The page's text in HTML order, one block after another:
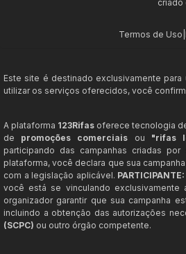
criado
Termos de Uso
Este site é destinado exclusivamente
utilizar os serviços oferecidos, você
A plataforma 123Rifas oferece tecnologia
de promoções comerciais ou "rifas
participando das campanhas criadas por
plataforma, você declara que sua
com a legislação aplicável. PARTICIPANTE:
você está se vinculando exclusivamente
organizador garantir que sua campanha
incluindo a obtenção das autorizações
(SCPC) ou outro órgão competente.